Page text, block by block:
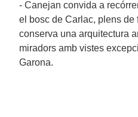
- Canejan convida a
el bosc de Carlac, plens
conserva una arquitectura
miradors amb vistes
Garona.